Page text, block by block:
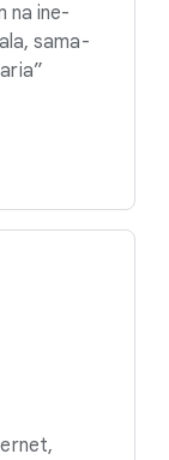
na ine-
sama-